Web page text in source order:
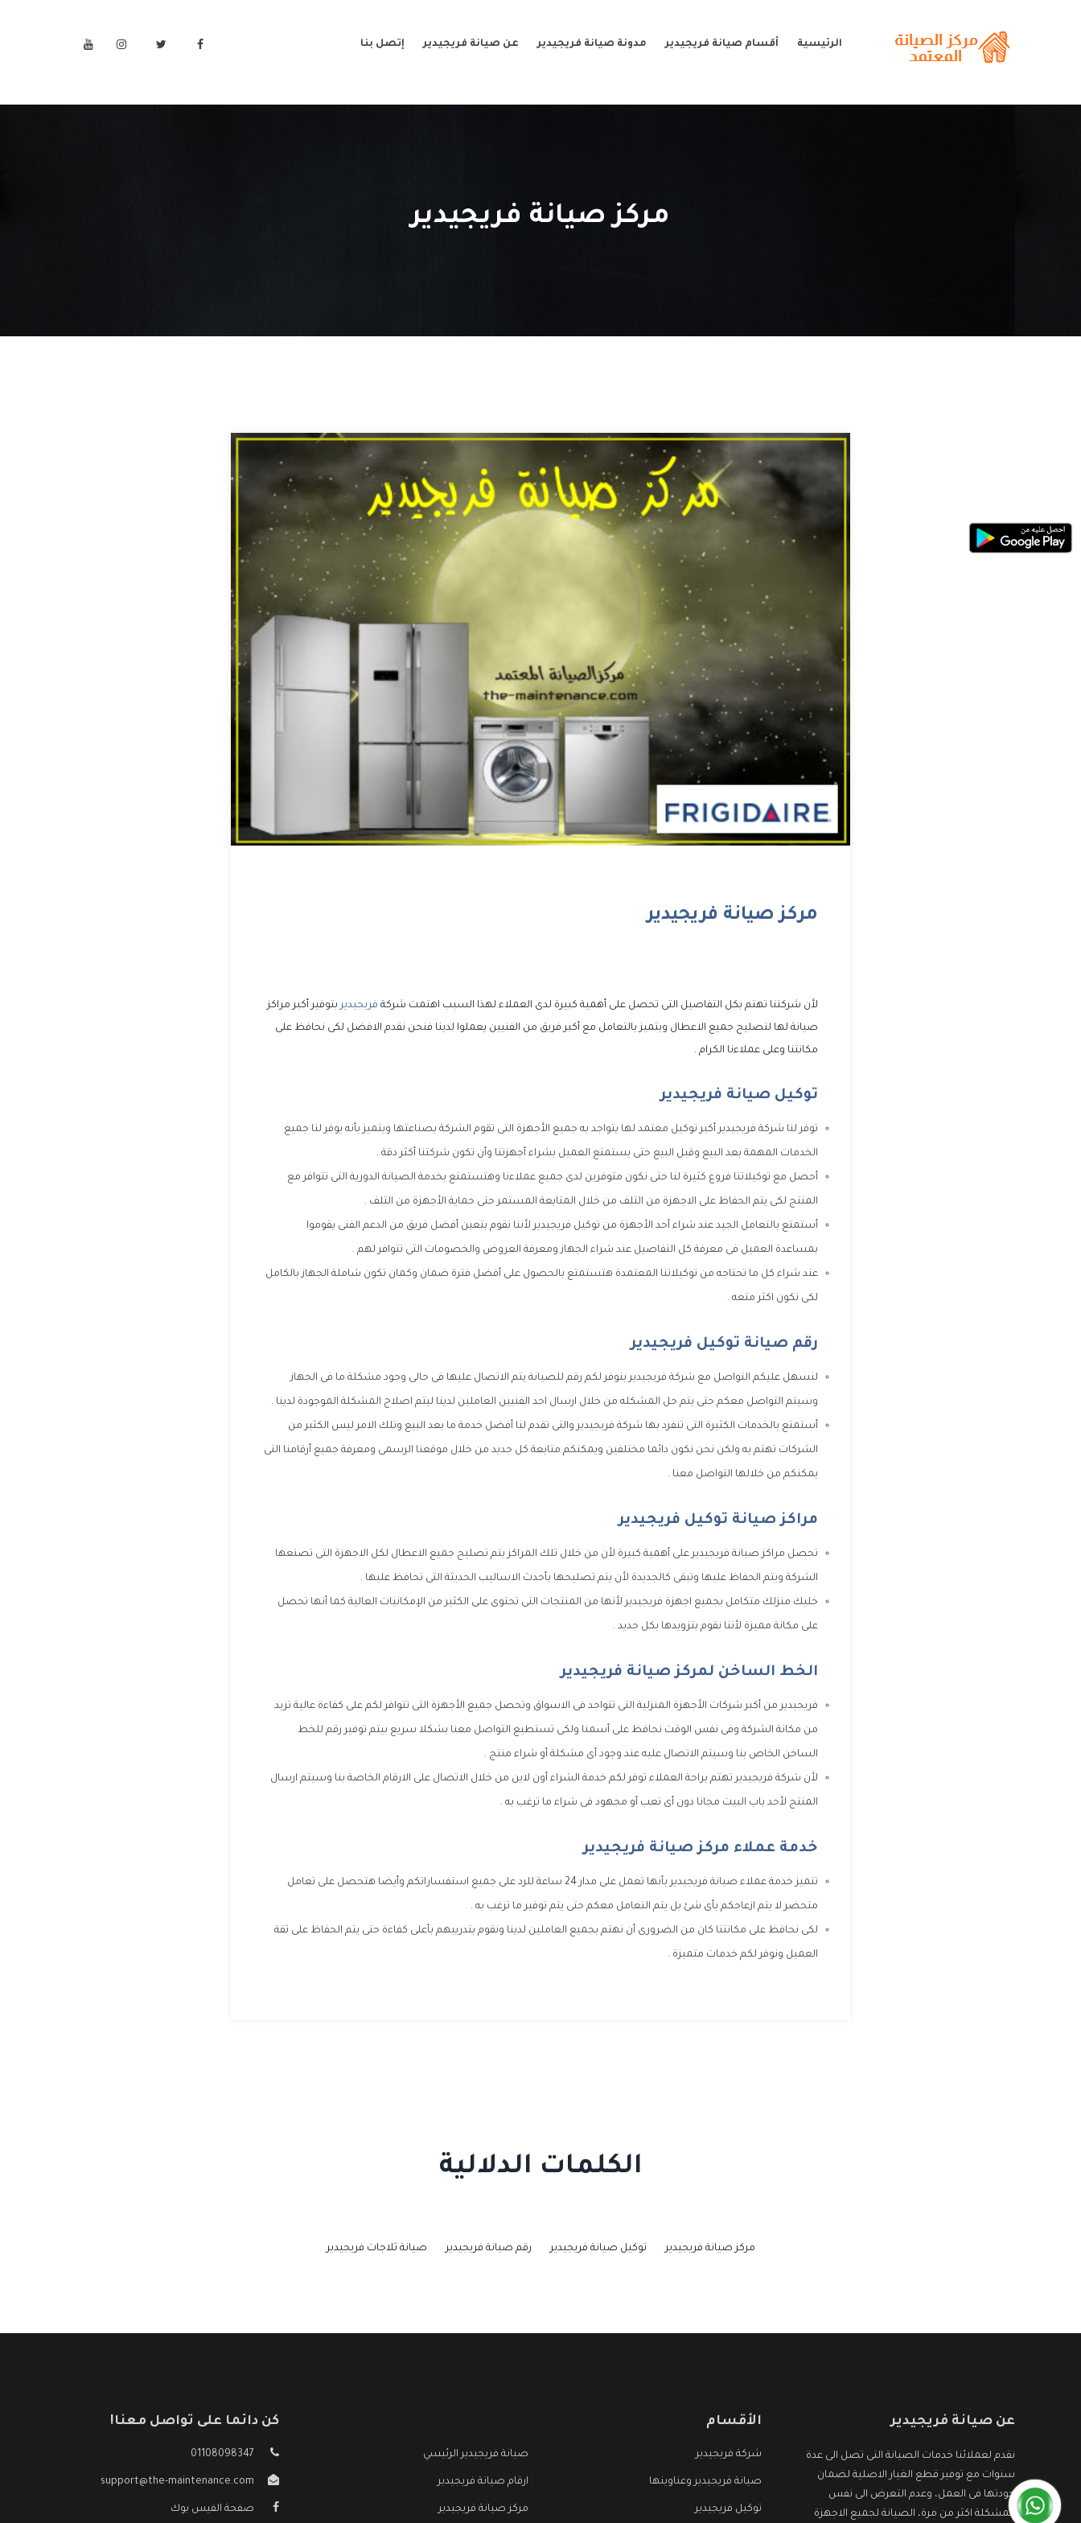
الرئيسية أقسام صيانة فريجيدير مدونة صيانة فريجيدير عن صيانة فريجيدير إتصل بنا
مركز صيانة فريجيدير
مركز صيانة فريجيدير
لأن شركتنا تهتم بكل التفاصيل التى تحصل على أهمية كبيرة لدى العملاء لهذا السبب اهتمت شركة فريجيدير بتوفير أكبر مراكز
صيانة لها لتصليح جميع الاعطال ويتميز بالتعامل مع أكبر فريق من الفنيين يعملوا لدينا فنحن نقدم الافضل لكى نحافظ على
مكانتنا وعلى عملاءنا الكرام .
توكيل صيانة فريجيدير
توفر لنا شركة فريجيدير أكبر توكيل معتمد لها يتواجد به جميع الأجهزة التى تقوم الشركة بصناعتها ويتميز بأنه يوفر لنا جميع
الخدمات المهمة بعد البيع وقبل البيع حتى يستمتع العميل بشراء أجهزتنا وأن تكون شركتنا أكثر دقة .
أحصل مع توكيلاتنا فروع كثيرة لنا حتى نكون متوفرين لدى جميع عملاءنا وهتستمتع بخدمة الصيانة الدورية التى تتوافر مع
المنتج لكى يتم الحفاظ على الاجهزة من التلف من خلال المتابعة المستمر حتى حماية الأجهزة من التلف .
أستمتع بالتعامل الجيد عند شراء أحد الأجهزة من توكيل فريجيدير لأننا نقوم بتعين أفضل فريق من الدعم الفنى يقوموا
بمساعدة العميل فى معرفة كل التفاصيل عند شراء الجهاز ومعرفة العروض والخصومات التى تتوافر لهم .
عند شراء كل ما تحتاجه من توكيلاتنا المعتمدة هتستمتع بالحصول على أفضل فترة ضمان وكمان تكون شاملة الجهاز بالكامل
لكى تكون اكثر متعه .
رقم صيانة توكيل فريجيدير
لنسهل عليكم التواصل مع شركة فريجيدير بنوفر لكم رقم للصيانة يتم الاتصال عليها فى حالى وجود مشكلة ما فى الجهاز
وسيتم التواصل معكم حتى يتم حل المشكله من خلال ارسال احد الفنيين العاملين لدينا ليتم اصلاح المشكلة الموجودة لدينا .
أستمتع بالخدمات الكثيرة التى تنفرد بها شركة فريجيدير والتى تقدم لنا أفضل خدمة ما بعد البيع وتلك الامر ليس الكثير من
الشركات تهتم به ولكن نحن نكون دائما مختلفين ويمكنكم متابعة كل جديد من خلال موقعنا الرسمى ومعرفة جميع أرقامنا التى
يمكنكم من خلالها التواصل معنا .
مراكز صيانة توكيل فريجيدير
تحصل مراكز صيانة فريجيدير على أهمية كبيرة لأن من خلال تلك المراكز يتم تصليح جميع الاعطال لكل الاجهزة التى تصنعها
الشركة ويتم الحفاظ عليها وتبقى كالجديدة لأن يتم تصليحها بأحدث الاساليب الحديثة التى تحافظ عليها .
خليك منزلك متكامل بجميع اجهزة فريجيدير لأنها من المنتجات التى تحتوى على الكثير من الإمكانيات العالية كما أنها تحصل
على مكانة مميزة لأننا نقوم بتزويدها بكل جديد .
الخط الساخن لمركز صيانة فريجيدير
فريجيدير من أكبر شركات الأجهزة المنزلية التى تتواجد فى الاسواق وتحصل جميع الأجهزة التى تتوافر لكم على كفاءة عالية تزيد
من مكانة الشركة وفى نفس الوقت نحافظ على أسمنا ولكى تستطيع التواصل معنا بشكلا سريع بيتم توفير رقم للخط
الساخن الخاص بنا وسيتم الاتصال عليه عند وجود أى مشكلة أو شراء منتج .
لأن شركة فريجيدير تهتم براحة العملاء توفر لكم خدمة الشراء أون لاين من خلال الاتصال على الارقام الخاصة بنا وسيتم ارسال
المنتج لأحد باب البيت مجانا دون أى تعب أو مجهود فى شراء ما ترغب به .
خدمة عملاء مركز صيانة فريجيدير
تتميز خدمة عملاء صيانة فريجيدير بأنها تعمل على مدار 24 ساعة للرد على جميع استفساراتكم وأيضا هتحصل على تعامل
متحضر لا يتم ازعاجكم بأى شئ بل يتم التعامل معكم حتى يتم توفير ما ترغب به .
لكى نحافظ على مكانتنا كان من الضرورى أن نهتم بجميع العاملين لدينا ونقوم بتدريبهم بأعلى كفاءة حتى يتم الحفاظ على ثقة
العميل ونوفر لكم خدمات متميزة .
الكلمات الدلالية
مركز صيانة فريجيدير توكيل صيانة فريجيدير رقم صيانة فريجيدير صيانة ثلاجات فريجيدير
عن صيانة فريجيدير
نقدم لعملائنا خدمات الصيانة التى تصل الى عدة
سنوات مع توفير قطع الغيار الاصلية لضمان
جودتها فى العمل، وعدم التعرض الى نفس
المشكلة اكثر من مرة، الصيانة لجميع الاجهزة
الأقسام
شركة فريجيدير صيانة فريجيدير الرئيسي
صيانة فريجيدير وعناوينها ارقام صيانة فريجيدير
توكيل فريجيدير مركز صيانة فريجيدير
كن دائما على تواصل معنا!
01108098347
support@the-maintenance.com
صفحة الفيس بوك